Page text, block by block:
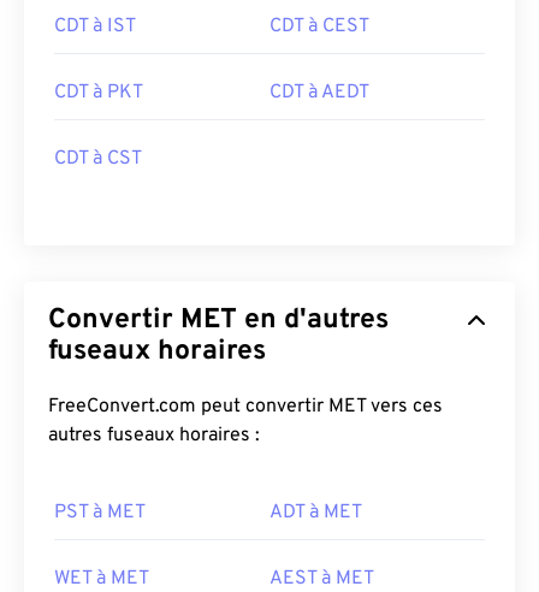
CDT à IST CDT à CEST
CDT à PKT CDT à AEDT
CDT à CST
Convertir MET en d'autres
fuseaux horaires
FreeConvert.com peut convertir MET vers ces
autres fuseaux horaires :
PST à MET ADT à MET
WET à MET AEST à MET